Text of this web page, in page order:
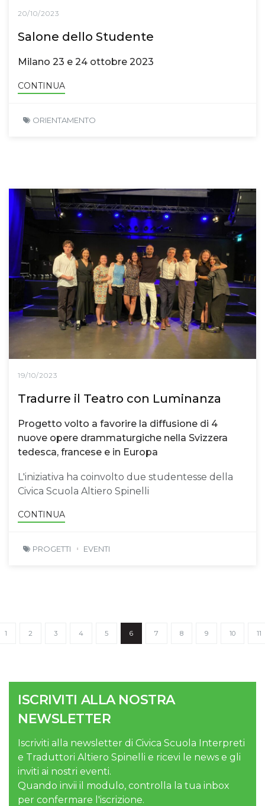
20/10/2023
Salone dello Studente
Milano 23 e 24 ottobre 2023
CONTINUA
ORIENTAMENTO
19/10/2023
Tradurre il Teatro con Luminanza
Progetto volto a favorire la diffusione di 4
nuove opere drammaturgiche nella Svizzera
tedesca, francese e in Europa
L'iniziativa ha coinvolto due studentesse della
Civica Scuola Altiero Spinelli
CONTINUA
PROGETTI EVENTI
1 2 3 4 5 6 7 8 9 10 11
ISCRIVITI ALLA NOSTRA
NEWSLETTER
Iscriviti alla newsletter di Civica Scuola Interpreti
e Traduttori Altiero Spinelli e ricevi le news e gli
inviti ai nostri eventi.
Quando invii il modulo, controlla la tua inbox
per confermare l'iscrizione.